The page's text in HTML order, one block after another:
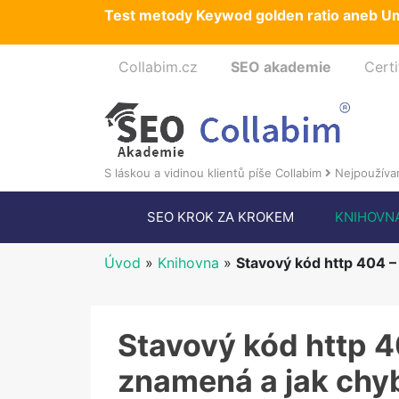
Test metody Keywod golden ratio aneb
Collabim.cz SEO akademie
S láskou a vidinou klientů píše Collabim
SEO KROK ZA KROKEM
Úvod » Knihovna » Stavový kód http 404
Stavový kód http
znamená a jak